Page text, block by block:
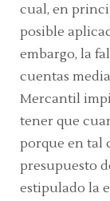
cual, en
posible
embargo, la
cuentas
Mercantil
tener que
porque en tal
presupuesto
estipulado la